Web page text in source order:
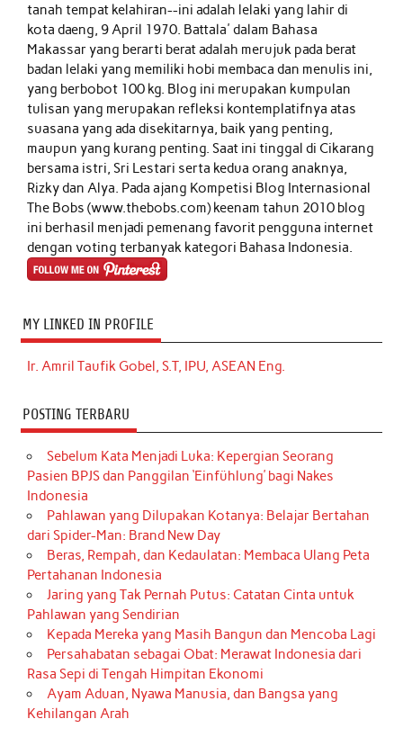
tanah tempat kelahiran--ini adalah lelaki yang lahir di
kota daeng, 9 April 1970. Battala' dalam Bahasa
Makassar yang berarti berat adalah merujuk pada berat
badan lelaki yang memiliki hobi membaca dan menulis ini,
yang berbobot 100 kg. Blog ini merupakan kumpulan
tulisan yang merupakan refleksi kontemplatifnya atas
suasana yang ada disekitarnya, baik yang penting,
maupun yang kurang penting. Saat ini tinggal di Cikarang
bersama istri, Sri Lestari serta kedua orang anaknya,
Rizky dan Alya. Pada ajang Kompetisi Blog Internasional
The Bobs (www.thebobs.com) keenam tahun 2010 blog
ini berhasil menjadi pemenang favorit pengguna internet
dengan voting terbanyak kategori Bahasa Indonesia.
MY LINKED IN PROFILE
Ir. Amril Taufik Gobel, S.T, IPU, ASEAN Eng.
POSTING TERBARU
Sebelum Kata Menjadi Luka: Kepergian Seorang
Pasien BPJS dan Panggilan ‘Einfühlung’ bagi Nakes
Indonesia
Pahlawan yang Dilupakan Kotanya: Belajar Bertahan
dari Spider-Man: Brand New Day
Beras, Rempah, dan Kedaulatan: Membaca Ulang Peta
Pertahanan Indonesia
Jaring yang Tak Pernah Putus: Catatan Cinta untuk
Pahlawan yang Sendirian
Kepada Mereka yang Masih Bangun dan Mencoba Lagi
Persahabatan sebagai Obat: Merawat Indonesia dari
Rasa Sepi di Tengah Himpitan Ekonomi
Ayam Aduan, Nyawa Manusia, dan Bangsa yang
Kehilangan Arah